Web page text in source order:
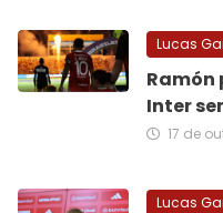
Lucas
Ramón
Inter
17 de
Lucas